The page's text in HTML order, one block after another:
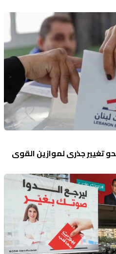
نحو تغيير جذري لموازين القوى